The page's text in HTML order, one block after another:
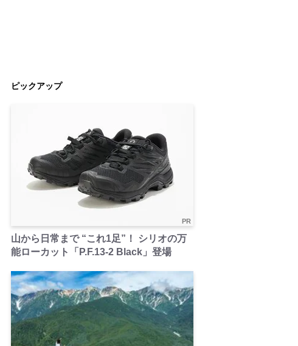
ピックアップ
PR
山から日常まで “これ1足”！ シリオの万
能ローカット「P.F.13-2 Black」登場